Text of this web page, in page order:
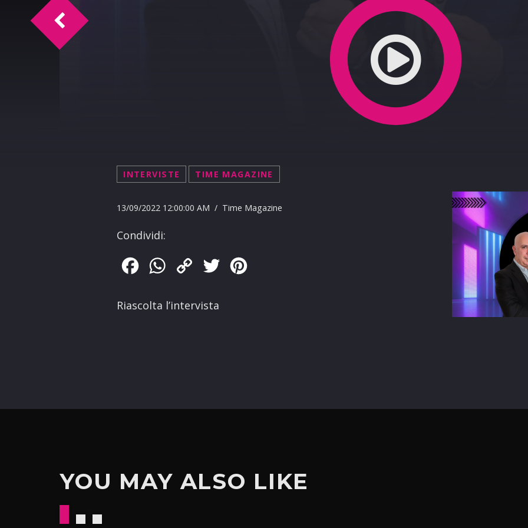
INTERVISTE TIME MAGAZINE
13/09/2022 12:00:00 AM / Time Magazine
Condividi:
FacebookWhatsApp
Copy
Twitter
Riascolta l’intervista
Doc Time intervista Lello Analfino 13-9-2022
YOU MAY ALSO LIKE